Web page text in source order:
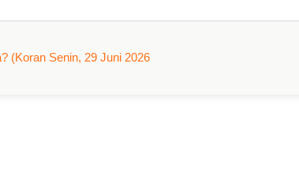
(Koran Senin, 29 Juni 2026